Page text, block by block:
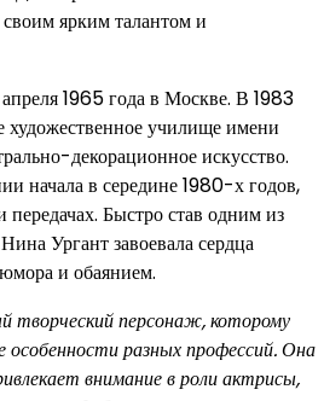
ярким талантом и
1965 года в Москве. В 1983
художественное училище имени
декорационное искусство.
начала в середине 1980-х годов,
Быстро став одним из
Ургант завоевала сердца
и обаянием.
творческий персонаж, которому
особенности разных профессий. Она
внимание в роли актрисы,